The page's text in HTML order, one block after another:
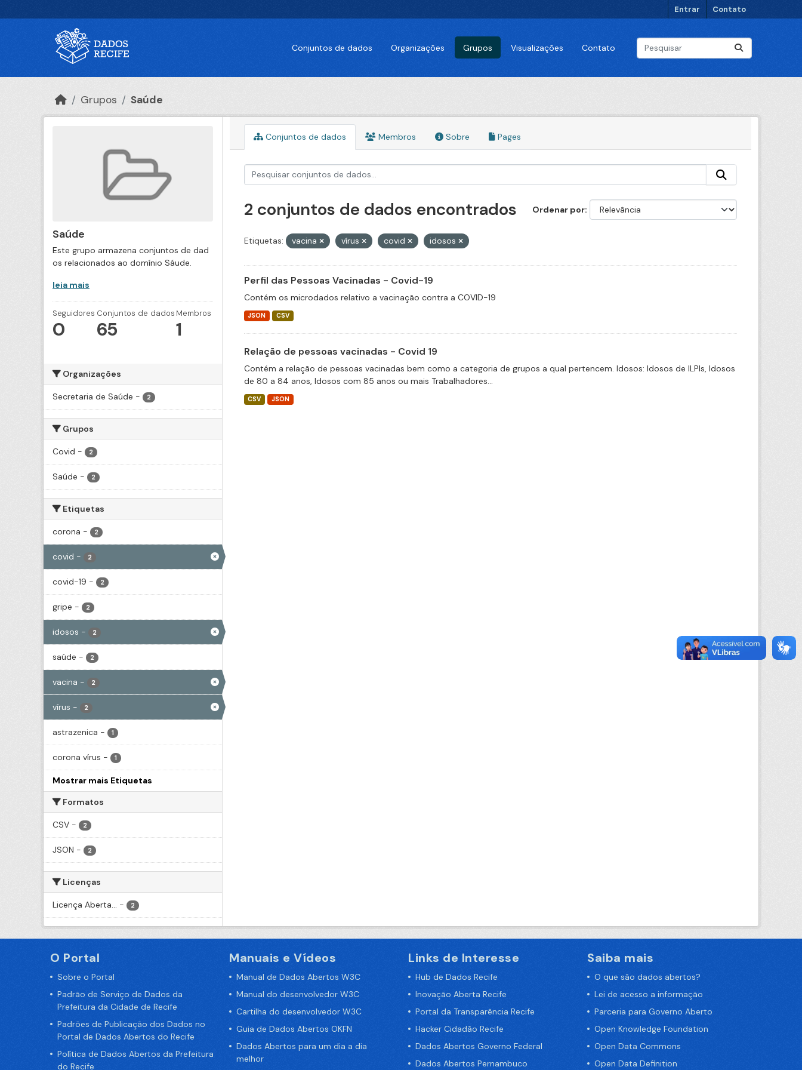
Entrar Contato
Conjuntos de dados Organizações Grupos Visualizações Contato
Grupos Saúde
Saúde
Este grupo armazena conjuntos de dad
os relacionados ao domínio Sáude.
leia mais
Seguidores
0
Conjuntos de dados
65
Membros
1
Organizações
Secretaria de Saúde - 2
Grupos
Covid - 2
Saúde - 2
Etiquetas
corona - 2
covid - 2
covid-19 - 2
gripe - 2
idosos - 2
saúde - 2
vacina - 2
vírus - 2
astrazenica - 1
corona vírus - 1
Mostrar mais Etiquetas
Formatos
CSV - 2
JSON - 2
Licenças
Licença Aberta... - 2
Conjuntos de dados Membros Sobre Pages
Ordenar por
2 conjuntos de dados encontrados
Etiquetas: vacina vírus covid idosos
Perfil das Pessoas Vacinadas - Covid-19
Contém os microdados relativo a vacinação contra a COVID-19
JSON CSV
Relação de pessoas vacinadas - Covid 19
Contém a relação de pessoas vacinadas bem como a categoria de grupos a qual pertencem. Idosos: Idosos de ILPIs, Idosos
de 80 a 84 anos, Idosos com 85 anos ou mais Trabalhadores...
CSV JSON
O Portal
Sobre o Portal
Padrão de Serviço de Dados da
Prefeitura da Cidade de Recife
Padrões de Publicação dos Dados no
Portal de Dados Abertos do Recife
Política de Dados Abertos da Prefeitura
do Recife
Manuais e Vídeos
Manual de Dados Abertos W3C
Manual do desenvolvedor W3C
Cartilha do desenvolvedor W3C
Guia de Dados Abertos OKFN
Dados Abertos para um dia a dia
melhor
Links de Interesse
Hub de Dados Recife
Inovação Aberta Recife
Portal da Transparência Recife
Hacker Cidadão Recife
Dados Abertos Governo Federal
Dados Abertos Pernambuco
Saiba mais
O que são dados abertos?
Lei de acesso a informação
Parceria para Governo Aberto
Open Knowledge Foundation
Open Data Commons
Open Data Definition